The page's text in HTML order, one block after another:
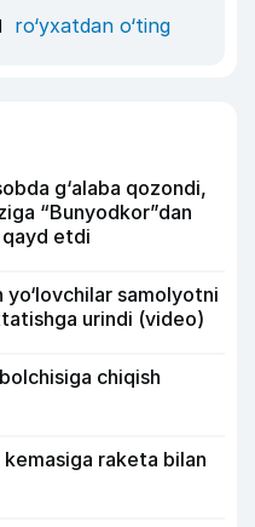
ro‘yxatdan o‘ting
g‘alaba qozondi,
“Bunyodkor”dan
qayd etdi
samolyotni
urindi (video)
chiqish
kemasiga raketa bilan